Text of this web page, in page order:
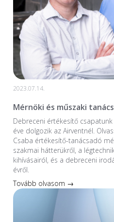
2023.07.14.
Mérnöki és műszaki
Debreceni értékesítő
éve dolgozik az Airventnél.
Csaba értékesítő-tanácsadó
szakmai hátterükről, a
kihívásairól, és a debreceni
évről.
Tovább olvasom →